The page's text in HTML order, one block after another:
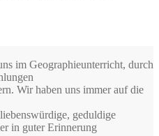
im Geographieunterricht, durch
Wir haben uns immer auf die
geduldige
in guter Erinnerung